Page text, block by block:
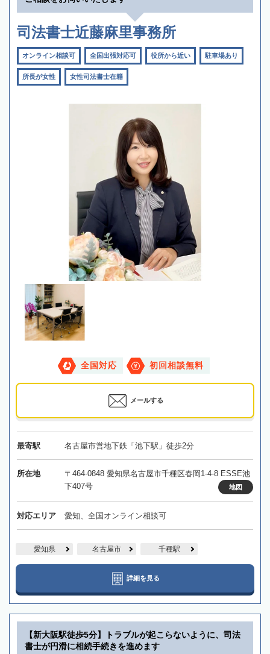
司法書士近藤麻里事務所
オンライン相談可 全国出張対応可 役所から近い 駐車場あり
所長が女性 女性司法書士在籍
全国対応 初回相談無料
メールする
最寄駅 名古屋市営地下鉄「池下駅」徒歩2分
所在地
〒464-0848 愛知県名古屋市千種区春岡1-4-8 ESSE池
下407号
地図
対応エリア 愛知、全国オンライン相談可
愛知県 名古屋市 千種駅
詳細を見る
【新大阪駅徒歩5分】トラブルが起こらないように、司法
書士が円滑に相続手続きを進めます